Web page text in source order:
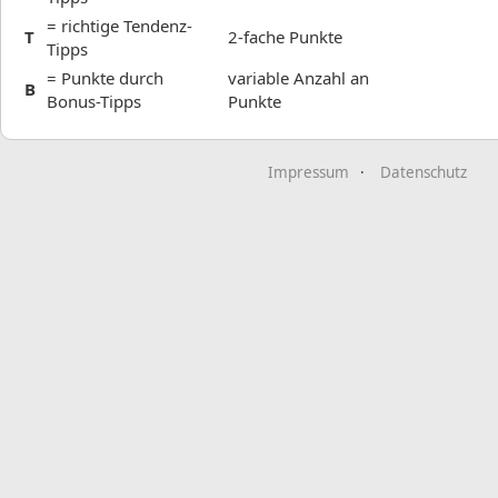
T = richtige Tendenz-
Tipps
2-fache Punkte
B = Punkte durch
Bonus-Tipps
variable Anzahl an
Punkte
Impressum Datenschutz